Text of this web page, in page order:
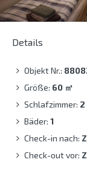
Details
Objekt Nr.:
Größe: 60 ㎡
Schlafzimmer: 2
Bäder: 1
Check-in nach:
Check-out vor: